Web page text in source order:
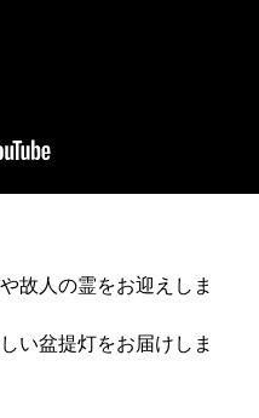
故人の霊をお迎えしま
い盆提灯をお届けしま